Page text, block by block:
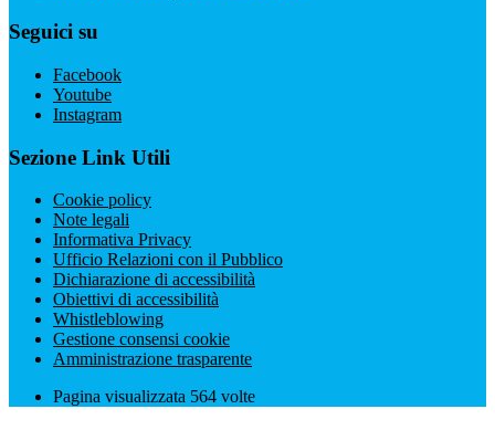
Seguici su
Facebook
Youtube
Instagram
Sezione Link Utili
Cookie policy
Note legali
Informativa Privacy
Ufficio Relazioni con il Pubblico
Dichiarazione di accessibilità
Obiettivi di accessibilità
Whistleblowing
Gestione consensi cookie
Amministrazione trasparente
Pagina visualizzata 564 volte